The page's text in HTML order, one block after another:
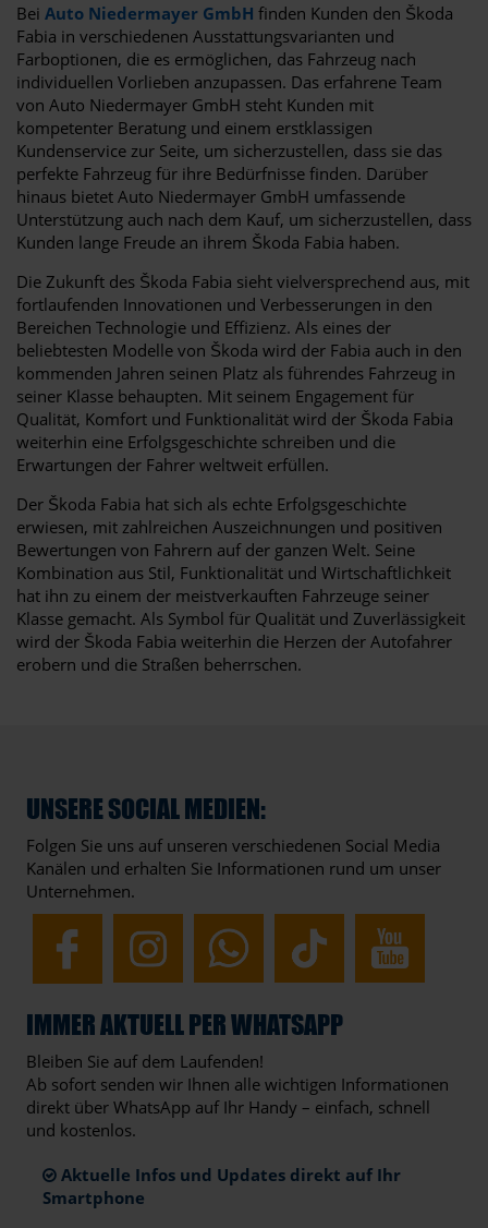
Bei Auto Niedermayer GmbH finden Kunden den Škoda
Fabia in verschiedenen Ausstattungsvarianten und
Farboptionen, die es ermöglichen, das Fahrzeug nach
individuellen Vorlieben anzupassen. Das erfahrene Team
von Auto Niedermayer GmbH steht Kunden mit
kompetenter Beratung und einem erstklassigen
Kundenservice zur Seite, um sicherzustellen, dass sie das
perfekte Fahrzeug für ihre Bedürfnisse finden. Darüber
hinaus bietet Auto Niedermayer GmbH umfassende
Unterstützung auch nach dem Kauf, um sicherzustellen, dass
Kunden lange Freude an ihrem Škoda Fabia haben.
Die Zukunft des Škoda Fabia sieht vielversprechend aus, mit
fortlaufenden Innovationen und Verbesserungen in den
Bereichen Technologie und Effizienz. Als eines der
beliebtesten Modelle von Škoda wird der Fabia auch in den
kommenden Jahren seinen Platz als führendes Fahrzeug in
seiner Klasse behaupten. Mit seinem Engagement für
Qualität, Komfort und Funktionalität wird der Škoda Fabia
weiterhin eine Erfolgsgeschichte schreiben und die
Erwartungen der Fahrer weltweit erfüllen.
Der Škoda Fabia hat sich als echte Erfolgsgeschichte
erwiesen, mit zahlreichen Auszeichnungen und positiven
Bewertungen von Fahrern auf der ganzen Welt. Seine
Kombination aus Stil, Funktionalität und Wirtschaftlichkeit
hat ihn zu einem der meistverkauften Fahrzeuge seiner
Klasse gemacht. Als Symbol für Qualität und Zuverlässigkeit
wird der Škoda Fabia weiterhin die Herzen der Autofahrer
erobern und die Straßen beherrschen.
UNSERE SOCIAL MEDIEN:
Folgen Sie uns auf unseren verschiedenen Social Media
Kanälen und erhalten Sie Informationen rund um unser
Unternehmen.
IMMER AKTUELL PER WHATSAPP
Bleiben Sie auf dem Laufenden!
Ab sofort senden wir Ihnen alle wichtigen Informationen
direkt über WhatsApp auf Ihr Handy – einfach, schnell
und kostenlos.
Aktuelle Infos und Updates direkt auf Ihr
Smartphone